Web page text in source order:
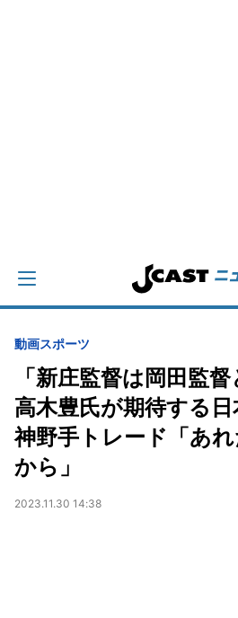
動画スポーツ
「新庄監督は岡田監
高木豊氏が期待する
神野手トレード「あ
から」
2023.11.30 14:38